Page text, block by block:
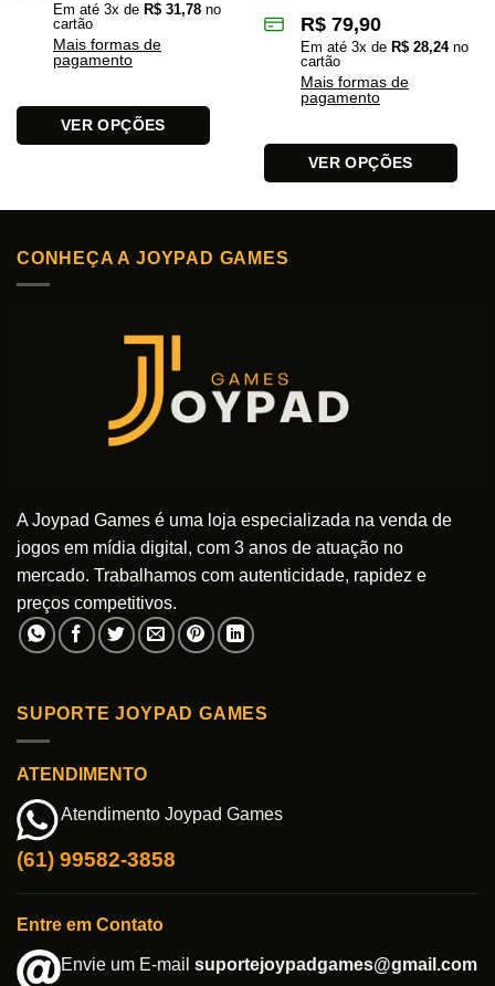
Em até 3x de R$ 31,78 no
cartão
Mais formas de
pagamento
VER OPÇÕES
variantes.
R$ 79,90
Em até 3x de R$ 28,24no
cartão
Mais formas de
pagamento
VER OPÇÕES
várias
ser
escolhidas
na
CONHEÇA A JOYPAD GAMES
A Joypad Games é uma loja especializada na venda de
jogos em mídia digital, com 3 anos de atuação no
mercado. Trabalhamos com autenticidade, rapidez e
preços competitivos.
SUPORTE JOYPAD GAMES
ATENDIMENTO
Atendimento Joypad Games
(61) 99582-3858
Entre em Contato
Envie um E-mail suportejoypadgames@gmail.com